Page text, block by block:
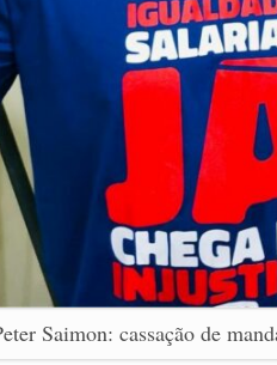
Saimon: cassação de